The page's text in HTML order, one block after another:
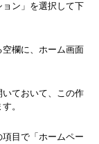
ン」を選択して下
欄に、ホーム画面
ておいて、この作
。
目で「ホームペー